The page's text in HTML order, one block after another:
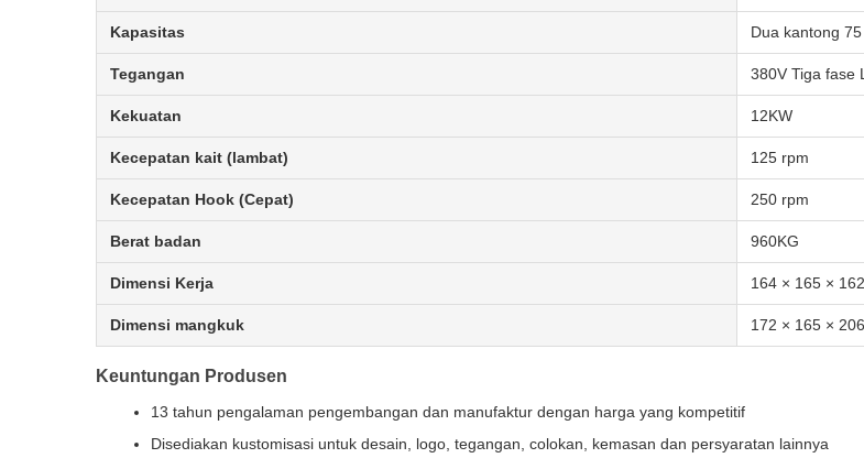
Kapasitas Dua kantong 75
Tegangan 380V Tiga fase
Kekuatan 12KW
Kecepatan kait (lambat) 125 rpm
Kecepatan Hook (Cepat) 250 rpm
Berat badan 960KG
Dimensi Kerja 164 × 165 ×
Dimensi mangkuk 172 × 165 ×
Keuntungan Produsen
13 tahun pengalaman pengembangan dan manufaktur dengan harga yang kompetitif
Disediakan kustomisasi untuk desain, logo, tegangan, colokan, kemasan dan persyaratan lainnya